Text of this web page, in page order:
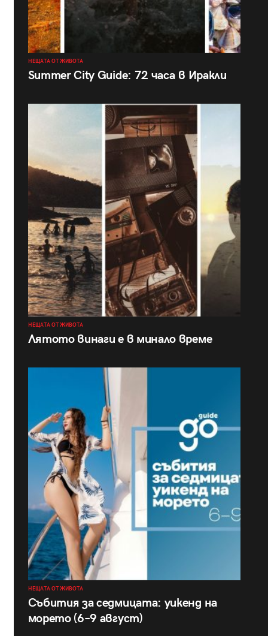
НЕЩАТА ОТ ЖИВОТА
Summer City Guide: 72 часа в Иракли
НЕЩАТА ОТ ЖИВОТА
Лятото винаги е в минало време
НЕЩАТА ОТ ЖИВОТА
Събития за седмицата: уикенд на
морето (6–9 август)